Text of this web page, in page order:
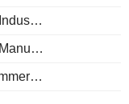
Production Industrielle (Mensuel)
Production Manufacturière (Mensuelle)
Balance commerciale de marchandises hors des EU